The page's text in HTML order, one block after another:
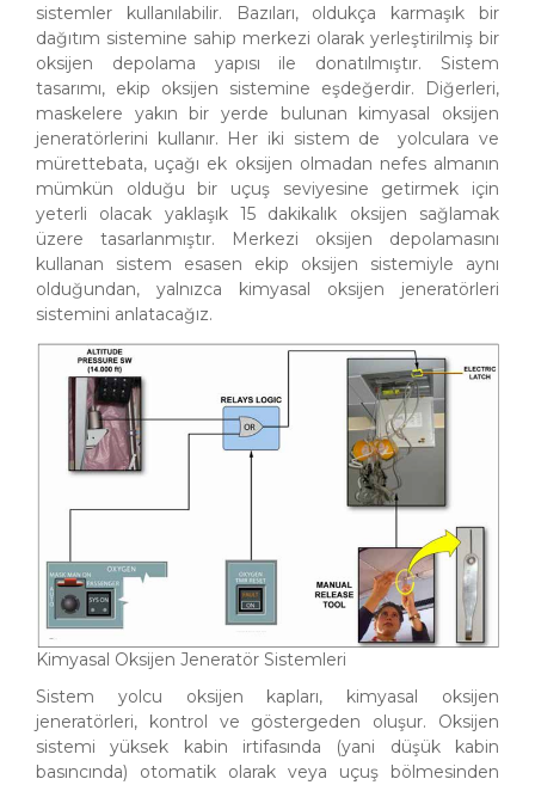
sistemler kullanılabilir. Bazıları, oldukça karmaşık bir
dağıtım sistemine sahip merkezi olarak yerleştirilmiş bir
oksijen depolama yapısı ile donatılmıştır. Sistem
tasarımı, ekip oksijen sistemine eşdeğerdir. Diğerleri,
maskelere yakın bir yerde bulunan kimyasal oksijen
jeneratörlerini kullanır. Her iki sistem de yolculara ve
mürettebata, uçağı ek oksijen olmadan nefes almanın
mümkün olduğu bir uçuş seviyesine getirmek için
yeterli olacak yaklaşık 15 dakikalık oksijen sağlamak
üzere tasarlanmıştır. Merkezi oksijen depolamasını
kullanan sistem esasen ekip oksijen sistemiyle aynı
olduğundan, yalnızca kimyasal oksijen jeneratörleri
sistemini anlatacağız.
Kimyasal Oksijen Jeneratör Sistemleri
Sistem yolcu oksijen kapları, kimyasal oksijen
jeneratörleri, kontrol ve göstergeden oluşur. Oksijen
sistemi yüksek kabin irtifasında (yani düşük kabin
basıncında) otomatik olarak veya uçuş bölmesinden